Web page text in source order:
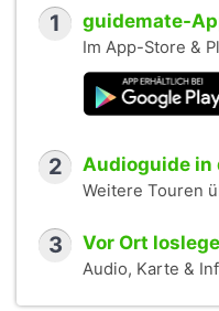
1 guidemate-
Im App-Store &
2 Audioguide in
Weitere Touren
3 Vor Ort
Audio, Karte &